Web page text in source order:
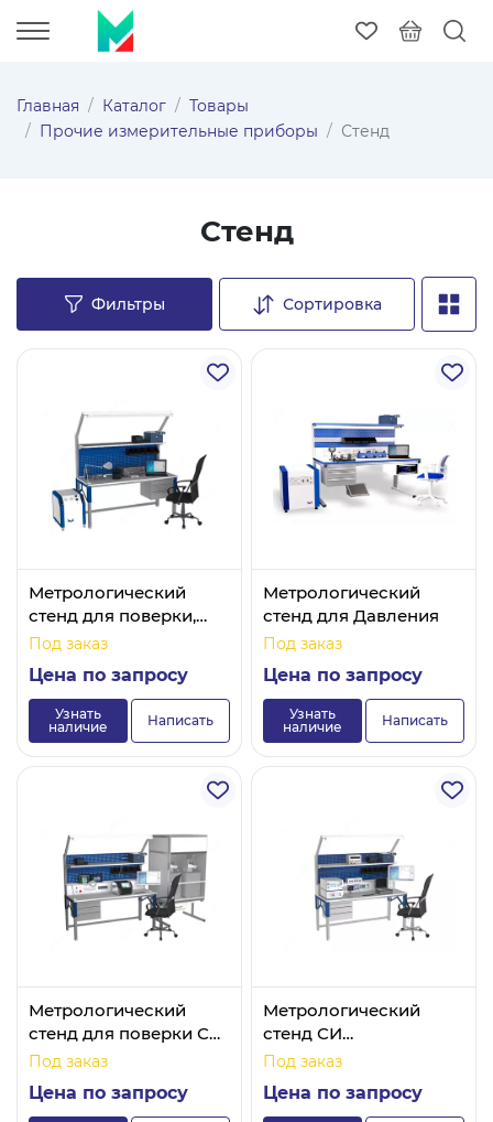
Главная Каталог
Товары
Прочие измерительные приборы
Стенд
Стенд
Фильтры Сортировка
Метрологический
стенд для поверки,
калибровки и ремонта
Под заказ
Цена по запросу
Узнать
наличие
Написать
Метрологический
стенд для Давления
Под заказ
Цена по запросу
Узнать
наличие
Написать
Метрологический
стенд для поверки СИ
температуры
Под заказ
Цена по запросу
Метрологический
стенд СИ
электрических
Под заказ
Цена по запросу